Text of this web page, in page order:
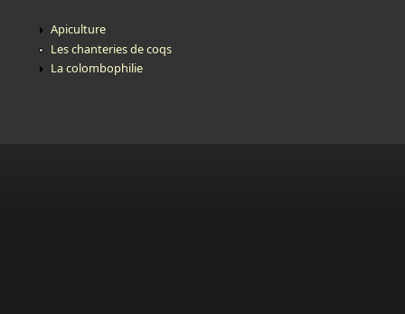
Apiculture
Les chanteries de coqs
La colombophilie